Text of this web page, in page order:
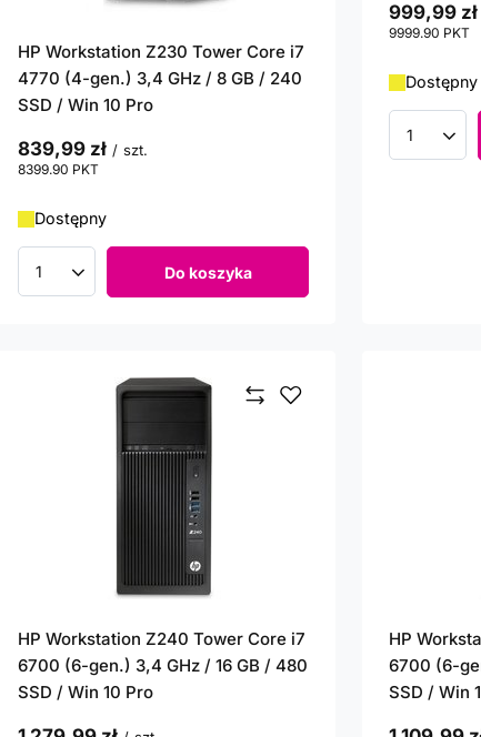
HP Workstation Z230 Tower Core i7
4770 (4-gen.) 3,4 GHz / 8 GB / 240
SSD / Win 10 Pro
839,99 zł / szt.
8399.90 PKT
Dostępny
Ilość produktów Do koszyka
999,99 zł
9999.90 PKT
Dostępny
Ilość
HP Workstation Z240 Tower Core i7
6700 (6-gen.) 3,4 GHz / 16 GB / 480
SSD / Win 10 Pro
HP
6700 (6-
SSD / Win